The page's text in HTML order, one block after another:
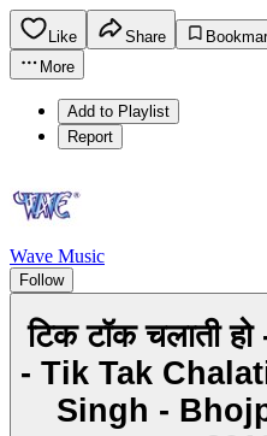
Like Share
More
Add to Playlist
Report
Wave Music
Follow
टिक टॉक चलाती
- Tik Tak
Singh -